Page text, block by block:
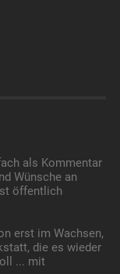
als Kommentar
Wünsche an
öffentlich
erst im Wachsen,
die es wieder
... mit